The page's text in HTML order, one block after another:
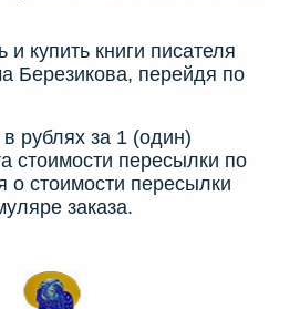
и купить книги писателя
Березикова, перейдя по
рублях за 1 (один)
стоимости пересылки по
стоимости пересылки
заказа.